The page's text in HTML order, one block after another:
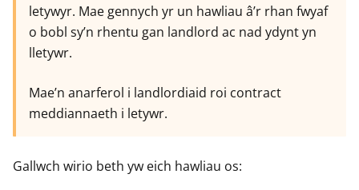
letywyr. Mae gennych yr un hawliau â’r rhan fwyaf
o bobl sy’n rhentu gan landlord ac nad ydynt yn
lletywr.
Mae’n anarferol i landlordiaid roi contract
meddiannaeth i letywr.
Gallwch wirio beth yw eich hawliau os: